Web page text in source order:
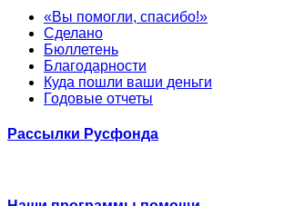
«Вы помогли, спасибо!»
Сделано
Бюллетень
Благодарности
Куда пошли ваши деньги
Годовые отчеты
Рассылки Русфонда